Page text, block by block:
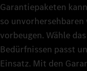
Garantiepaketen
so
vorbeugen. Wähle
Bedürfnissen passt
Einsatz. Mit den